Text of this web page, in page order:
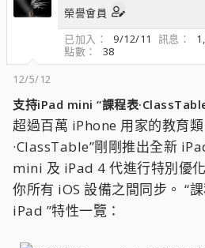
榮譽會員
已加入
9/12/11 訊息
點數
38
12/5/12
支持iPad mini “課程表
超過百萬 iPhone 用家的教育
·ClassTable”剛剛推出全新
mini 及 iPad 4 代進行特別優
你所有 iOS 設備之間同步。 “
iPad ”特性一覽：